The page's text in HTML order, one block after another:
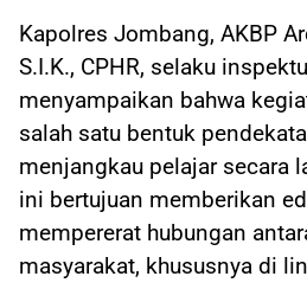
Kapolres Jombang, AKBP
S.I.K., CPHR, selaku
menyampaikan bahwa
salah satu bentuk
menjangkau pelajar secara
ini bertujuan memberikan
mempererat hubungan
masyarakat, khususnya di